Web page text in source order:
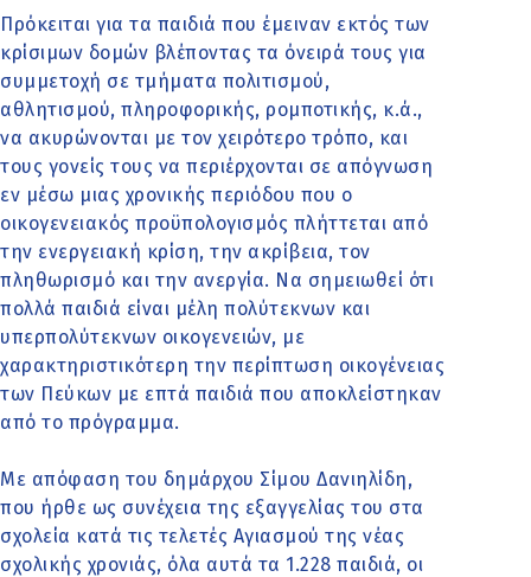
Πρόκειται για τα παιδιά που έμειναν εκτός των
κρίσιμων δομών βλέποντας τα όνειρά τους για
συμμετοχή σε τμήματα πολιτισμού,
αθλητισμού, πληροφορικής, ρομποτικής, κ.ά.,
να ακυρώνονται με τον χειρότερο τρόπο, και
τους γονείς τους να περιέρχονται σε απόγνωση
εν μέσω μιας χρονικής περιόδου που ο
οικογενειακός προϋπολογισμός πλήττεται από
την ενεργειακή κρίση, την ακρίβεια, τον
πληθωρισμό και την ανεργία. Να σημειωθεί ότι
πολλά παιδιά είναι μέλη πολύτεκνων και
υπερπολύτεκνων οικογενειών, με
χαρακτηριστικότερη την περίπτωση οικογένειας
των Πεύκων με επτά παιδιά που αποκλείστηκαν
από το πρόγραμμα.
Με απόφαση του δημάρχου Σίμου Δανιηλίδη,
που ήρθε ως συνέχεια της εξαγγελίας του στα
σχολεία κατά τις τελετές Αγιασμού της νέας
σχολικής χρονιάς, όλα αυτά τα 1.228 παιδιά, οι